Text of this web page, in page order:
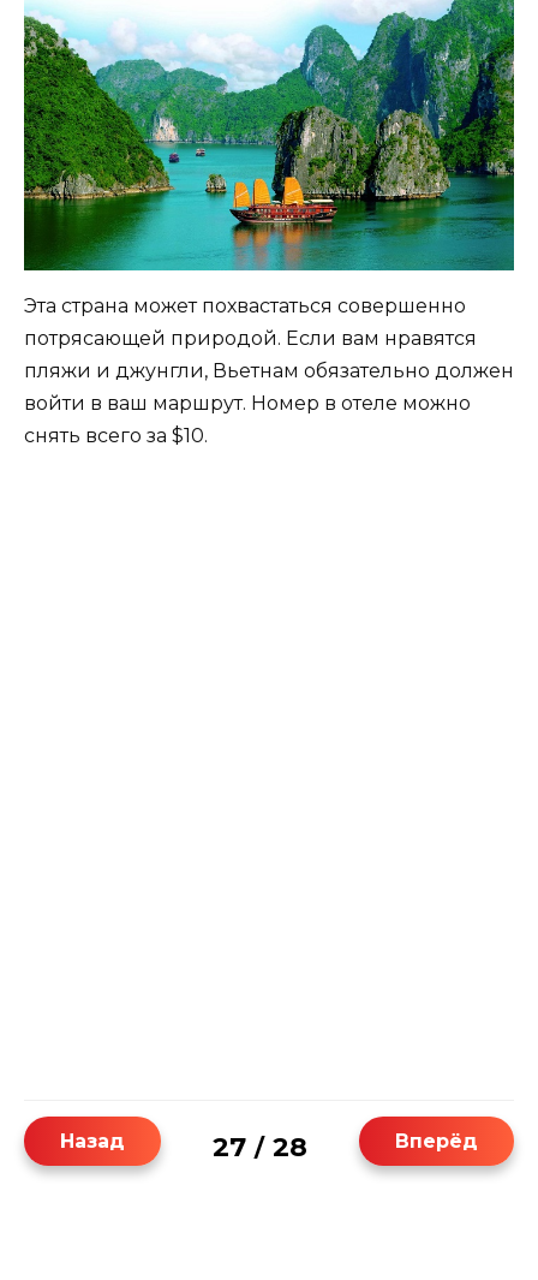
Эта страна может похвастаться совершенно
потрясающей природой. Если вам нравятся
пляжи и джунгли, Вьетнам обязательно должен
войти в ваш маршрут. Номер в отеле можно
снять всего за $10.
Назад Вперёд
27 / 28